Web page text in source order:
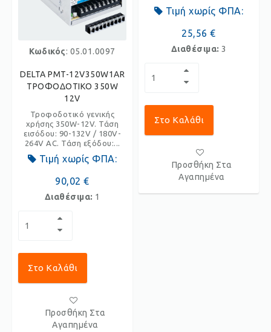
Κωδικός: 05.01.0097
DELTA PMT-12V350W1AR
ΤΡΟΦΟΔΟΤΙΚΟ 350W
12V
Τροφοδοτικό γενικής
χρήσης 350W-12V. Τάση
εισόδου: 90-132V / 180V-
264V AC. Τάση εξόδου:...
Τιμή χωρίς ΦΠΑ:
90,02 €
Διαθέσιμα: 1
Στο Καλάθι
Προσθήκη Στα
Αγαπημένα
Τιμή χωρίς ΦΠΑ:
25,56 €
Διαθέσιμα: 3
Στο Καλάθι
Προσθήκη Στα
Αγαπημένα